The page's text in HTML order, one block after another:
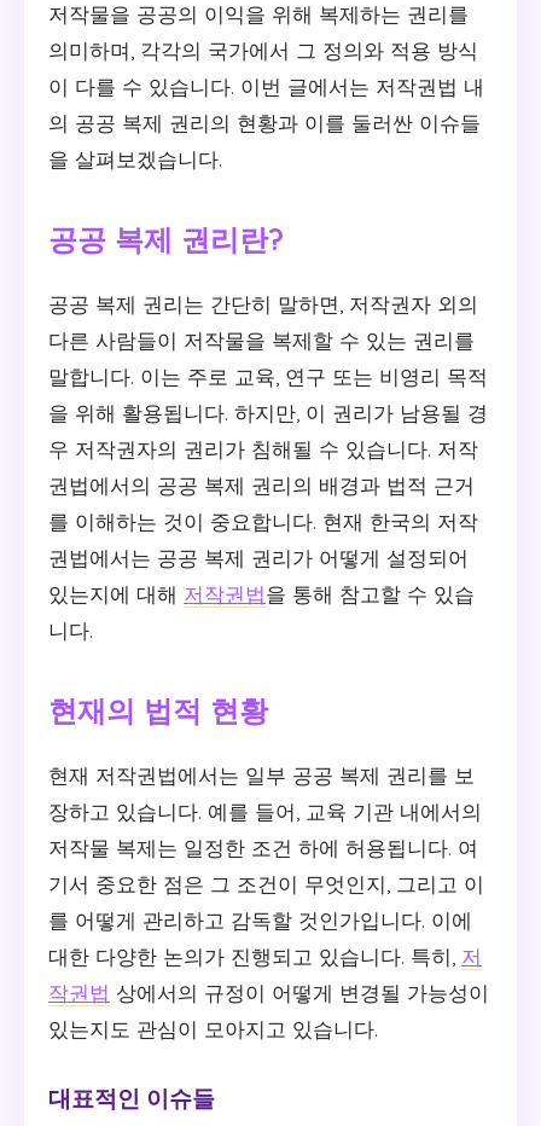
저작물을 공공의 이익을 위해 복제하는 권리를
의미하며, 각각의 국가에서 그 정의와 적용 방식
이 다를 수 있습니다. 이번 글에서는 저작권법 내
의 공공 복제 권리의 현황과 이를 둘러싼 이슈들
을 살펴보겠습니다.
공공 복제 권리란?
공공 복제 권리는 간단히 말하면, 저작권자 외의
다른 사람들이 저작물을 복제할 수 있는 권리를
말합니다. 이는 주로 교육, 연구 또는 비영리 목적
을 위해 활용됩니다. 하지만, 이 권리가 남용될 경
우 저작권자의 권리가 침해될 수 있습니다. 저작
권법에서의 공공 복제 권리의 배경과 법적 근거
를 이해하는 것이 중요합니다. 현재 한국의 저작
권법에서는 공공 복제 권리가 어떻게 설정되어
있는지에 대해 저작권법을 통해 참고할 수 있습
니다.
현재의 법적 현황
현재 저작권법에서는 일부 공공 복제 권리를 보
장하고 있습니다. 예를 들어, 교육 기관 내에서의
저작물 복제는 일정한 조건 하에 허용됩니다. 여
기서 중요한 점은 그 조건이 무엇인지, 그리고 이
를 어떻게 관리하고 감독할 것인가입니다. 이에
대한 다양한 논의가 진행되고 있습니다. 특히, 저
작권법 상에서의 규정이 어떻게 변경될 가능성이
있는지도 관심이 모아지고 있습니다.
대표적인 이슈들